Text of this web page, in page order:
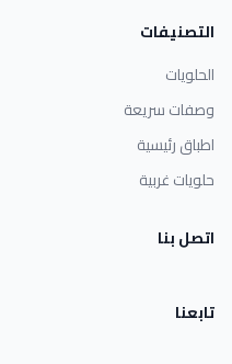
التصنيفات
الحلويات
وصفات سريعة
اطباق رئيسية
حلويات غربية
اتصل بنا
تابعنا